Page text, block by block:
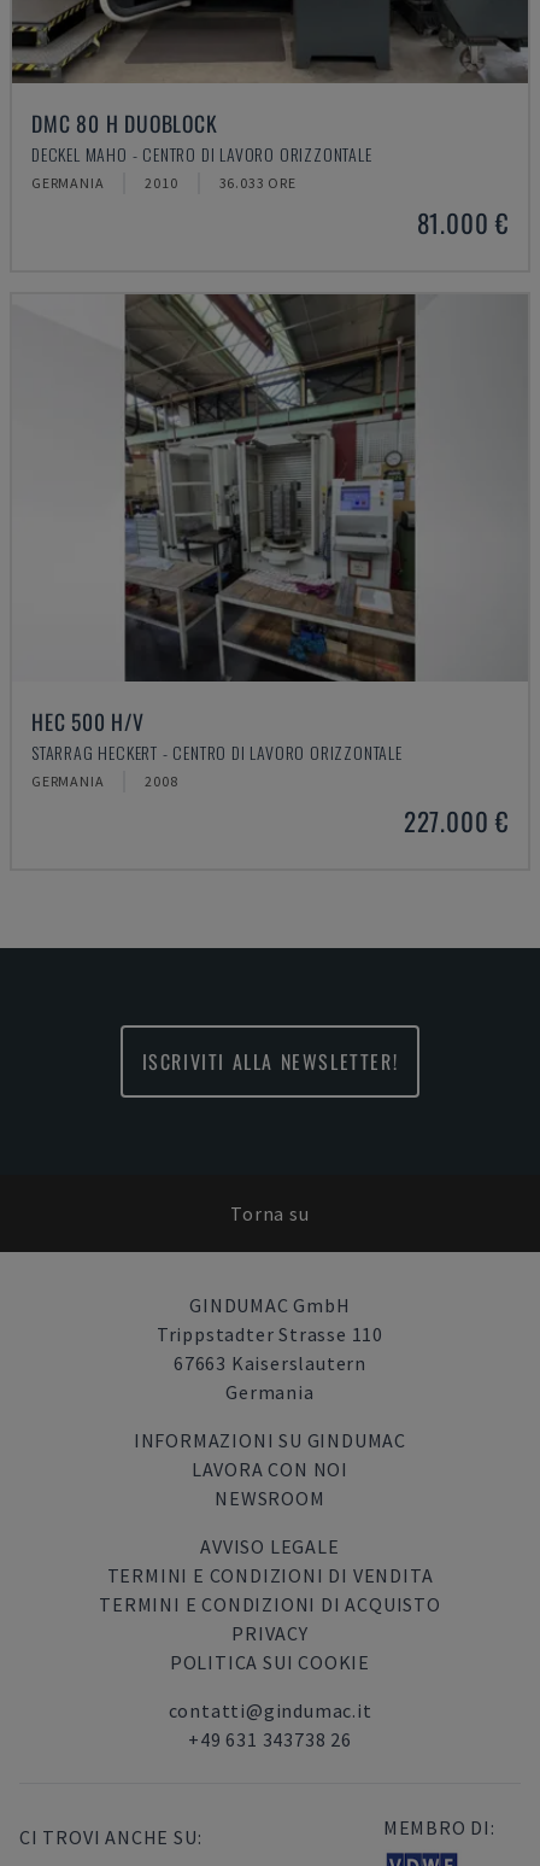
DMC 80 H DUOBLOCK
DECKEL MAHO - CENTRO DI LAVORO ORIZZONTALE
GERMANIA 2010 36.033 ORE
81.000 €
HEC 500 H/V
STARRAG HECKERT - CENTRO DI LAVORO ORIZZONTALE
GERMANIA 2008
227.000 €
ISCRIVITI ALLA NEWSLETTER!
Torna su
GINDUMAC GmbH
Trippstadter Strasse 110
67663 Kaiserslautern
Germania
INFORMAZIONI SU GINDUMAC
LAVORA CON NOI
NEWSROOM
AVVISO LEGALE
TERMINI E CONDIZIONI DI VENDITA
TERMINI E CONDIZIONI DI ACQUISTO
PRIVACY
POLITICA SUI COOKIE
contatti@gindumac.it
+49 631 343738 26
CI TROVI ANCHE SU: MEMBRO DI: